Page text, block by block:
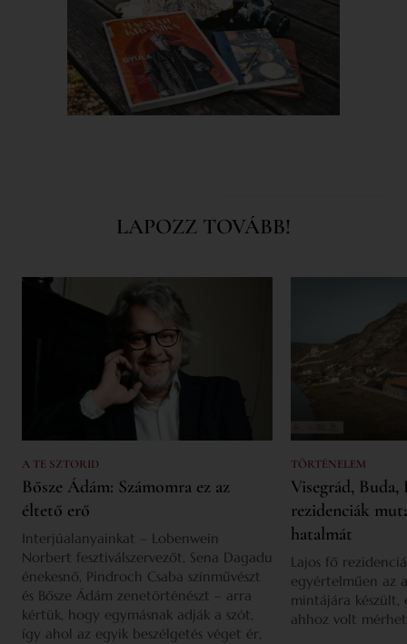
LAPOZZ TOVÁBB!
A TE SZTORID
Bősze Ádám: Számomra ez az
éltető erő
Interjúalanyainkat – Lobenwein
Norbert fesztiválszervezőt, Sena Dagadu
énekesnő, Pindroch Csaba színművészt
és Bősze Ádám zenetörténészt – arra
kértük, hogy egymásnak adják a szót,
így ahol az egyik beszélgetés véget ér,
TÖRTÉNELEM
Visegrád,
rezidenciák
hatalmát
Lajos fő
egyértelműen az
mintájára készült,
ahhoz volt